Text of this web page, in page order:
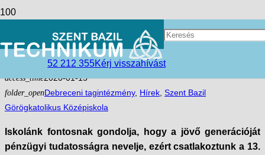
52 212 355Kérj visszahívást
Vámos tanulóink ismét kiívások
előtt állnak
access_time2020-01-15
folder_openDebreceni tagintézmény, Hírek Szent Bazil
Görögkatolikus Középiskola
Iskolánk fontosnak gondolja, hogy a jövő generációját
pénzügyi tudatosságra nevelje, ezért csatlakoztunk a 13.